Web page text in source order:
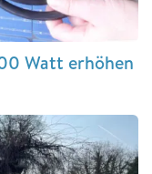
Watt erhöhen